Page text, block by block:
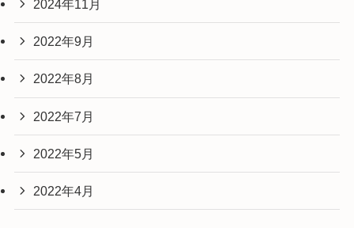
2024年11月
2022年9月
2022年8月
2022年7月
2022年5月
2022年4月